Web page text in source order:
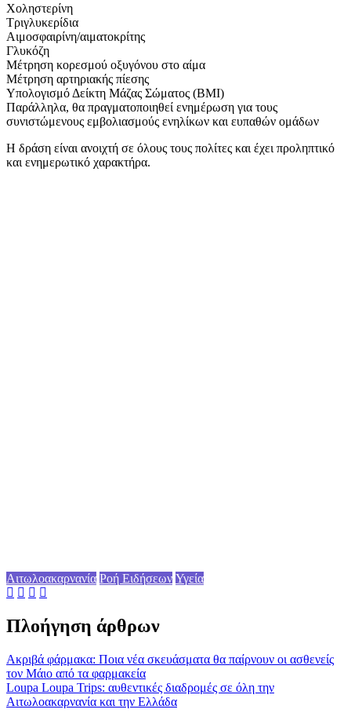
Χοληστερίνη
Τριγλυκερίδια
Αιμοσφαιρίνη/αιματοκρίτης
Γλυκόζη
Μέτρηση κορεσμού οξυγόνου στο αίμα
Μέτρηση αρτηριακής πίεσης
Υπολογισμό Δείκτη Μάζας Σώματος (ΒΜΙ)
Παράλληλα, θα πραγματοποιηθεί ενημέρωση για τους
συνιστώμενους εμβολιασμούς ενηλίκων και ευπαθών ομάδων
Η δράση είναι ανοιχτή σε όλους τους πολίτες και έχει προληπτικό
και ενημερωτικό χαρακτήρα.
Αιτωλοακαρνανία Ροή Ειδήσεων Υγεία
Πλοήγηση άρθρων
Ακριβά φάρμακα: Ποια νέα σκευάσματα θα παίρνουν οι ασθενείς
τον Μάιο από τα φαρμακεία
Loupa Loupa Trips: αυθεντικές διαδρομές σε όλη την
Αιτωλοακαρνανία και την Ελλάδα